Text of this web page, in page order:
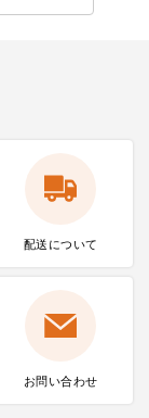
配送について
お問い合わせ